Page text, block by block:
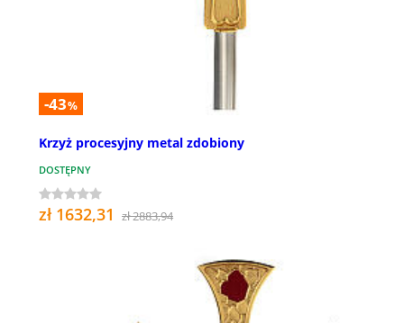
-43%
Krzyż procesyjny metal zdobiony
DOSTĘPNY
zł 1632,31 zł 2883,94